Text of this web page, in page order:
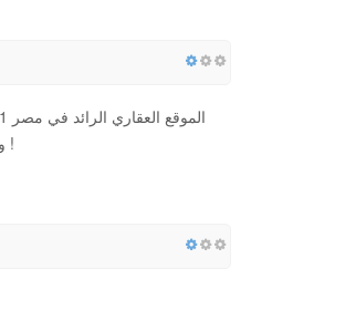
وجميع أنحاء مصر، ✓ عقارات موثقة ومعتمدة: شقق، فلل، بيوت ✓ أعثر علي أكثر عقار مناسب لك الآن !